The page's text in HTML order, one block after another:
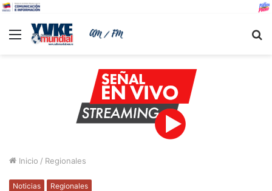
Menu
Inicio / Regionales
Noticias Regionales